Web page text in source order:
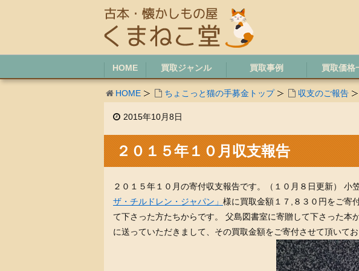
HOME 買取ジャンル 買取事例 買取価格
HOME ちょこっと猫の手募金トップ 収支のご報告
2015年10月8日
２０１５年１０月収支報告
２０１５年１０月の寄付収支報告です。（１０月８日更新） 小
ザ・チルドレン・ジャパン」 様に買取金額１７,８３０円をご寄
て下さった方たちからです。 父島図書室に寄贈して下さった本
に送っていただきまして、その買取金額をご寄付させて頂いて